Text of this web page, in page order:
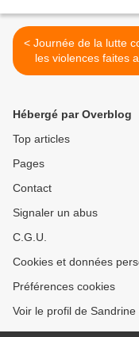
< Journée de la lutte contre
les violences faites
femmes
Hébergé par Overblog
Top articles
Pages
Contact
Signaler un abus
C.G.U.
Cookies et données
Préférences cookies
Voir le profil de